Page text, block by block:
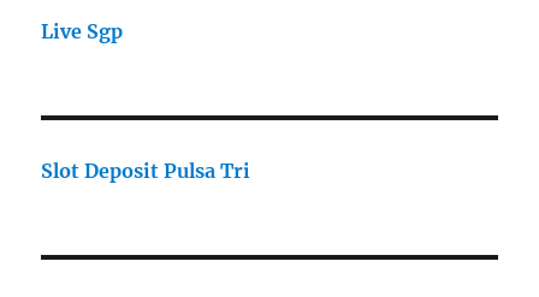
Live Sgp
Slot Deposit Pulsa Tri